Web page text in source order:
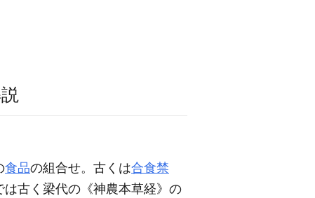
食品の組合せ。古くは合食禁
は古く梁代の《神農本草経》の